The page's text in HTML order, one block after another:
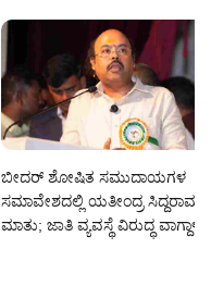
ಬೀದರ್ ಶೋಷಿತ ಸಮುದಾಯಗಳ
ಸಮಾವೇಶದಲ್ಲಿ ಯತೀಂದ್ರ
ಮಾತು; ಜಾತಿ ವ್ಯವಸ್ಥೆ ವಿರುದ್ಧ ವಾಗ್ದಾಳಿ!!